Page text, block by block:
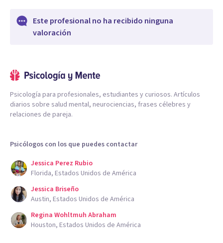
Este profesional no ha recibido ninguna
valoración
Psicología para profesionales, estudiantes y curiosos. Artículos
diarios sobre salud mental, neurociencias, frases célebres y
relaciones de pareja.
Psicólogos con los que puedes contactar
Jessica Perez Rubio
Florida, Estados Unidos de América
Jessica Briseño
Austin, Estados Unidos de América
Regina Wohltmuh Abraham
Houston, Estados Unidos de América